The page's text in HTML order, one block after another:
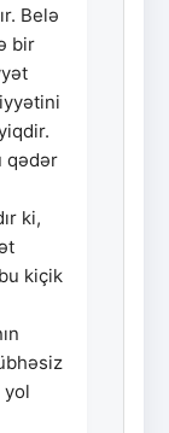
Belə
bir
qədər
ki,
kiçik
yol